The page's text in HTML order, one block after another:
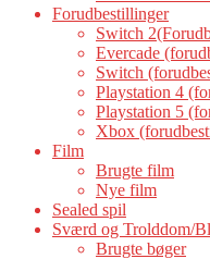
Forudbestillinger
Switch
Evercade
Switch
Playstation 4
Playstation 5
Xbox
Film
Brugte film
Nye film
Sealed spil
Sværd og Trolddom/
Brugte bøger